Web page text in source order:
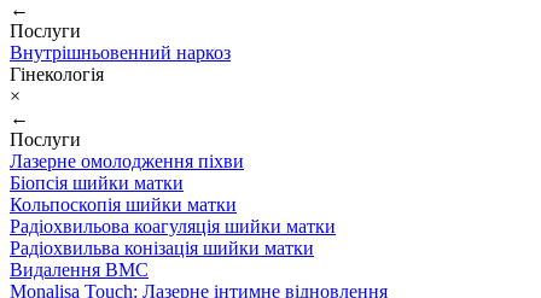
←
Послуги
Внутрішньовенний наркоз
Гінекологія
×
←
Послуги
Лазерне омолодження піхви
Біопсія шийки матки
Кольпоскопія шийки матки
Радіохвильова коагуляція шийки матки
Радіохвильва конізація шийки матки
Видалення ВМС
Monalisa Touch: Лазерне інтимне відновлення